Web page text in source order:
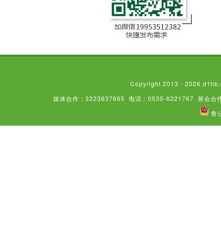
Copyright 2013 - 2026
媒体合作：3223637665
电话：0535-6221767 展会合
鲁